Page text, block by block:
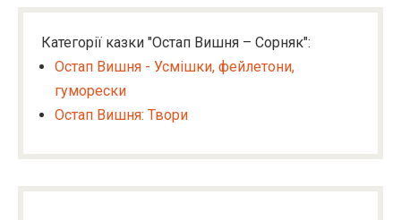
Категорії казки "Остап Вишня – Сорняк":
Остап Вишня - Усмішки, фейлетони,
гуморески
Остап Вишня: Твори